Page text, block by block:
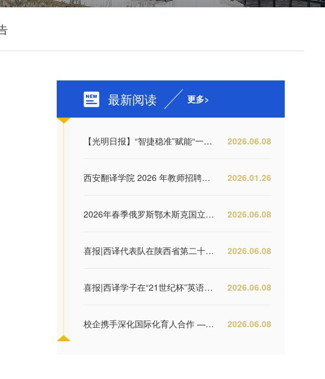
最新阅读 更多>
2026.06.08
【光明日报】“智捷稳准”赋能“一站式”学生...
2026.01.26
西安翻译学院 2026 年教师招聘公告
2026.06.08
2026年春季俄罗斯鄂木斯克国立师范大学汉语游...
2026.06.08
喜报|西译代表队在陕西省第二十二届大学生羽毛...
2026.06.08
喜报|西译学子在“21世纪杯”英语演讲比赛陕西...
2026.06.08
校企携手深化国际化育人合作 ——英国丝路文化...